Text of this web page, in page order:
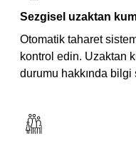
Sezgisel uzaktan
Otomatik taharet
kontrol edin. Uzaktan
durumu hakkında bilgi